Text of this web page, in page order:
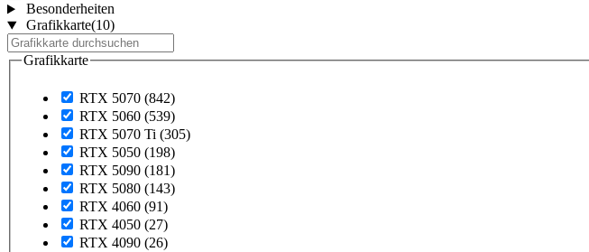
Besonderheiten
Grafikkarte(10)
Grafikkarte
RTX 5070 (842)
RTX 5060 (539)
RTX 5070 Ti (305)
RTX 5050 (198)
RTX 5090 (181)
RTX 5080 (143)
RTX 4060 (91)
RTX 4050 (27)
RTX 4090 (26)